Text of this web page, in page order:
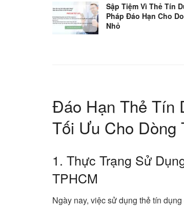
Sập Tiệm Vì Thẻ Tín
Pháp Đáo Hạn Cho
Nhỏ
Đáo Hạn Thẻ Tín
Tối Ưu Cho Dòng
1. Thực Trạng Sử
TPHCM
Ngày nay, việc sử dụng thẻ tín